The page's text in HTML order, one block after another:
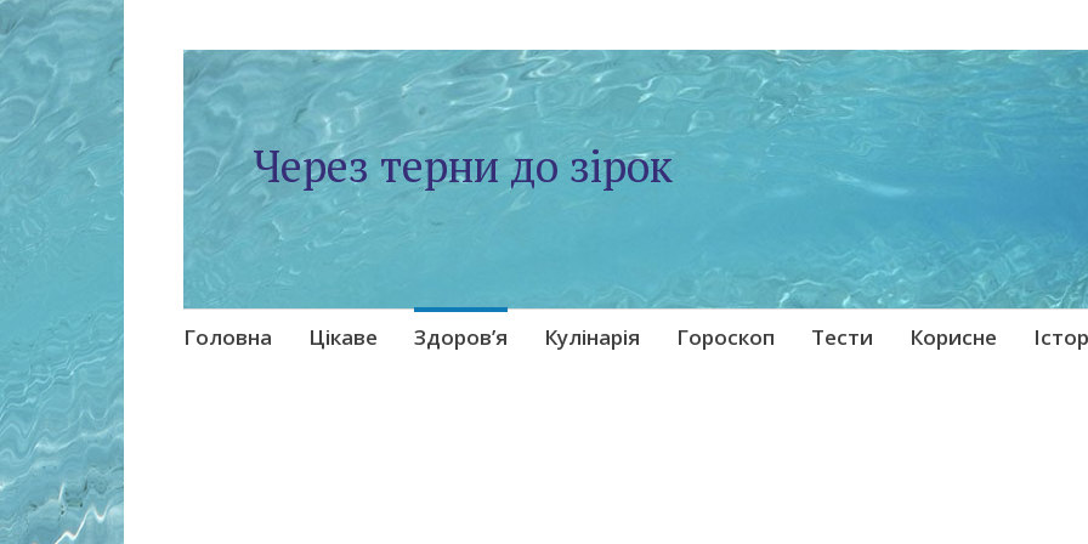
Через терни до зірок
Skip
Головна Цікаве Здоров’я Кулінарія Гороскоп Тести Корисне